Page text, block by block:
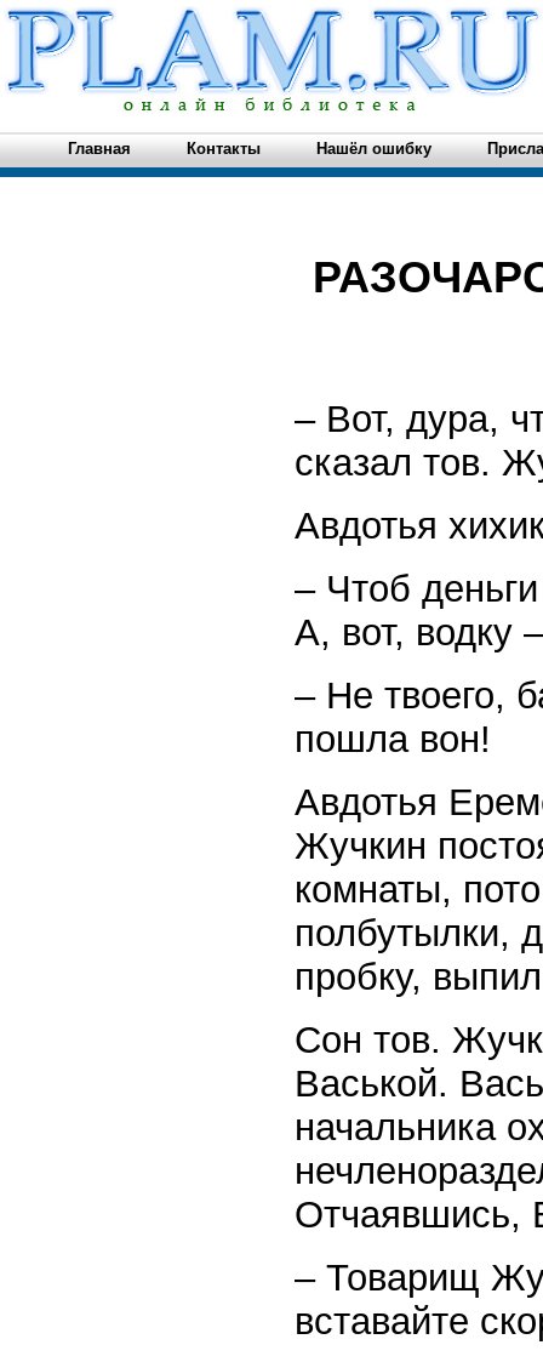
Главная Контакты Нашёл ошибку
– Вот, дура,
сказал тов.
Авдотья
– Чтоб
А, вот, водку
– Не твоего,
пошла вон!
Авдотья
Жучкин
комнаты,
полбутылки,
пробку,
Сон тов.
Васькой.
начальника
Отчаявшись,
– Товарищ
вставайте